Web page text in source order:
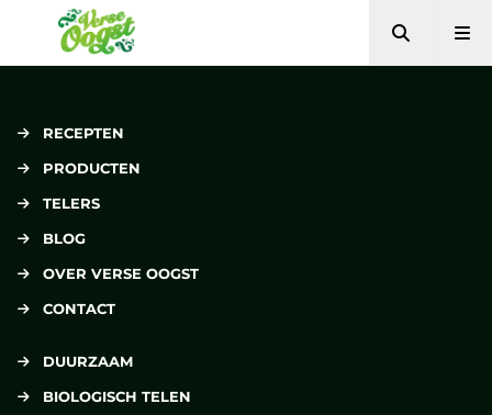
Verse Oogst
Zoeken
RECEPTEN
PRODUCTEN
TELERS
BLOG
OVER VERSE OOGST
CONTACT
DUURZAAM
BIOLOGISCH TELEN